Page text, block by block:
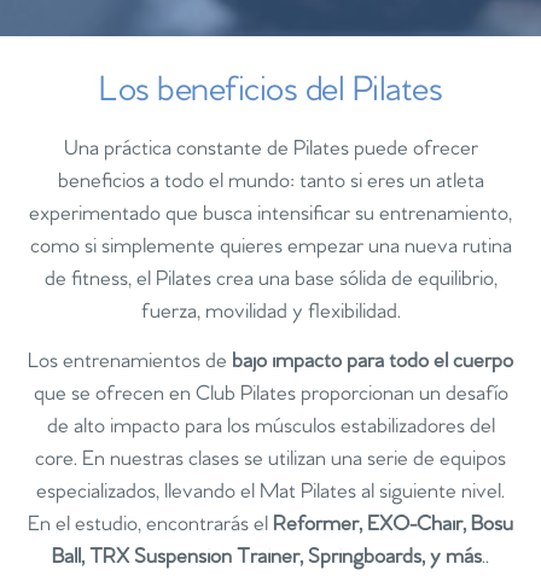
Los beneficios del Pilates
Una práctica constante de Pilates puede ofrecer
beneficios a todo el mundo: tanto si eres un atleta
experimentado que busca intensificar su entrenamiento,
como si simplemente quieres empezar una nueva rutina
de fitness, el Pilates crea una base sólida de equilibrio,
fuerza, movilidad y flexibilidad.
Los entrenamientos de bajo impacto para todo el cuerpo
que se ofrecen en Club Pilates proporcionan un desafío
de alto impacto para los músculos estabilizadores del
core. En nuestras clases se utilizan una serie de equipos
especializados, llevando el Mat Pilates al siguiente nivel.
En el estudio, encontrarás el Reformer, EXO-Chair, Bosu
Ball, TRX Suspension Trainer, Springboards, y más..